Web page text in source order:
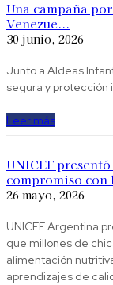
Una campaña
Venezue...
30 junio, 2026
Junto a Aldeas
segura y protección
Leer más
UNICEF
compromiso con
26 mayo, 2026
UNICEF Argentina
que millones de
alimentación
aprendizajes de